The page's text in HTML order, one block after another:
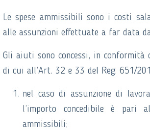
Le spese ammissibili sono i costi
alle assunzioni effettuate a far data
Gli aiuti sono concessi, in conformità
di cui all’Art. 32 e 33 del Reg. 651/
nel caso di assunzione di
l’importo concedibile è pari
ammissibili;